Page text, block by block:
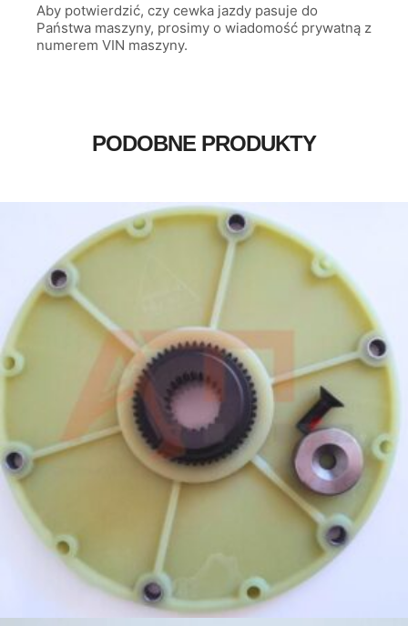
Aby potwierdzić, czy cewka jazdy pasuje do
Państwa maszyny, prosimy o wiadomość prywatną z
numerem VIN maszyny.
PODOBNE PRODUKTY
1 479,00zł